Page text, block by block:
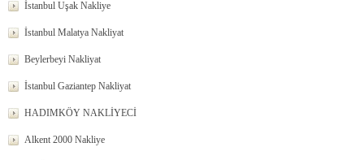
İstanbul Uşak Nakliye
İstanbul Malatya Nakliyat
Beylerbeyi Nakliyat
İstanbul Gaziantep Nakliyat
HADIMKÖY NAKLİYECİ
Alkent 2000 Nakliye